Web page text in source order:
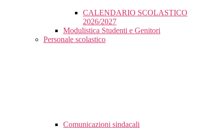
CALENDARIO SCOLASTICO
2026/2027
Modulistica Studenti e Genitori
Personale scolastico
Comunicazioni sindacali